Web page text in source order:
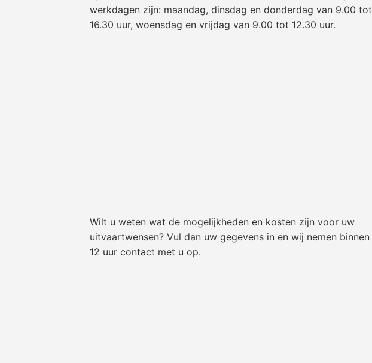
werkdagen zijn: maandag, dinsdag en donderdag van 9.00 tot
16.30 uur, woensdag en vrijdag van 9.00 tot 12.30 uur.
Wilt u weten wat de mogelijkheden en kosten zijn voor uw
uitvaartwensen? Vul dan uw gegevens in en wij nemen binnen
12 uur contact met u op.